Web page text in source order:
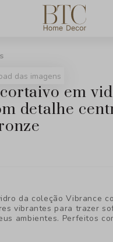
das imagens
detalhe
da coleção Vibrance
vibrantes para trazer
ambientes. Perfeitos
esses vasos